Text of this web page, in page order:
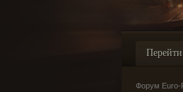
Форум Euro-